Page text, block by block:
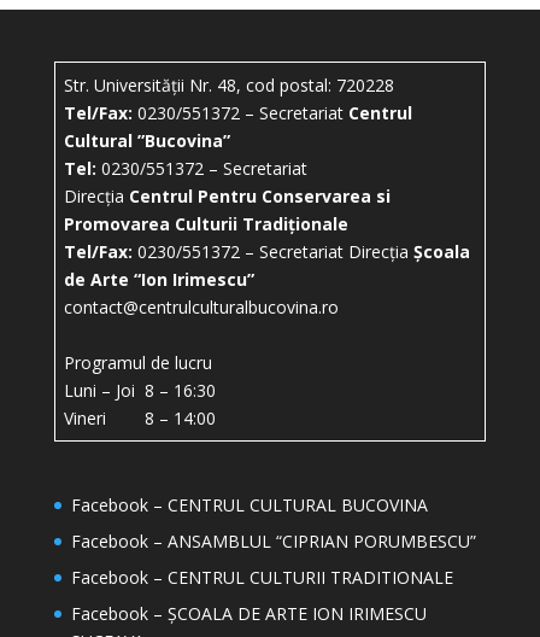
Str. Universității Nr. 48, cod postal: 720228
Tel/Fax: 0230/551372 – Secretariat Centrul
Cultural ”Bucovina”
Tel: 0230/551372 – Secretariat
Direcția Centrul Pentru Conservarea si
Promovarea Culturii Tradiționale
Tel/Fax: 0230/551372 – Secretariat Direcția Școala
de Arte “Ion Irimescu”
contact@centrulculturalbucovina.ro
Programul de lucru
Luni – Joi 8 – 16:30
Vineri 8 – 14:00
Facebook – CENTRUL CULTURAL BUCOVINA
Facebook – ANSAMBLUL “CIPRIAN PORUMBESCU”
Facebook – CENTRUL CULTURII TRADITIONALE
Facebook – ȘCOALA DE ARTE ION IRIMESCU